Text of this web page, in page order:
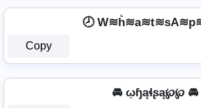
🕗
Copy
🚘 ῳɧąɬʂą℘℘ 🚘